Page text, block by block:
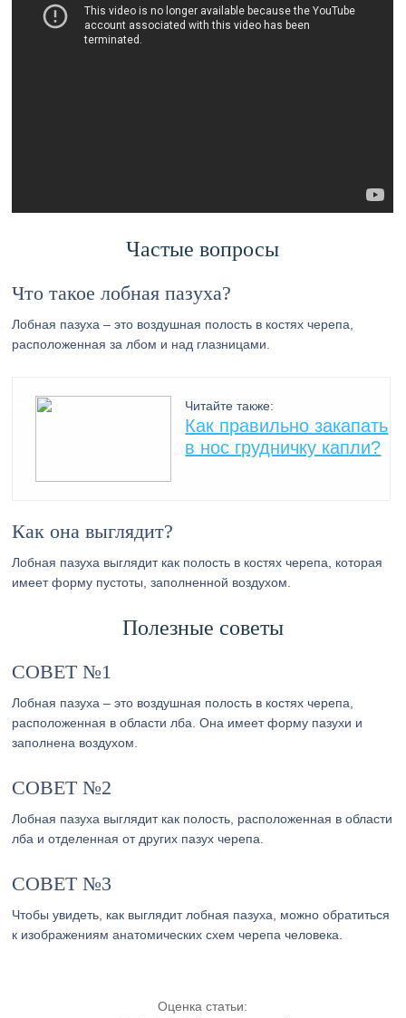
Частые вопросы
Что такое лобная пазуха?
Лобная пазуха – это воздушная полость в костях черепа,
расположенная за лбом и над глазницами.
Читайте также:
Как правильно закапать
в нос грудничку капли?
Как она выглядит?
Лобная пазуха выглядит как полость в костях черепа, которая
имеет форму пустоты, заполненной воздухом.
Полезные советы
СОВЕТ №1
Лобная пазуха – это воздушная полость в костях черепа,
расположенная в области лба. Она имеет форму пазухи и
заполнена воздухом.
СОВЕТ №2
Лобная пазуха выглядит как полость, расположенная в области
лба и отделенная от других пазух черепа.
СОВЕТ №3
Чтобы увидеть, как выглядит лобная пазуха, можно обратиться
к изображениям анатомических схем черепа человека.
Оценка статьи: